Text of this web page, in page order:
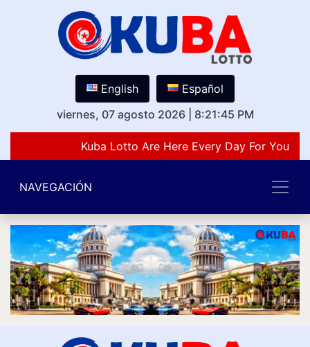
English
Español
viernes, 07 agosto 2026
8:21:45 PM
Kuba Lotto Are Here Every Day For You
NAVEGACIÓN